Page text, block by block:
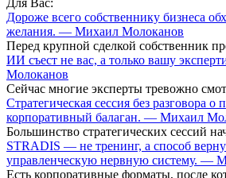
Дороже всего собственнику бизнеса
желания. — Михаил Молоканов
Перед крупной сделкой собственник
ИИ съест не вас, а только вашу
Молоканов
Сейчас многие эксперты тревожно
Стратегическая сессия без разговора
корпоративный балаган. — Михаил
Большинство стратегических сессий
STRADIS — не тренинг, а способ
управленческую нервную систему. —
Есть корпоративные форматы, после